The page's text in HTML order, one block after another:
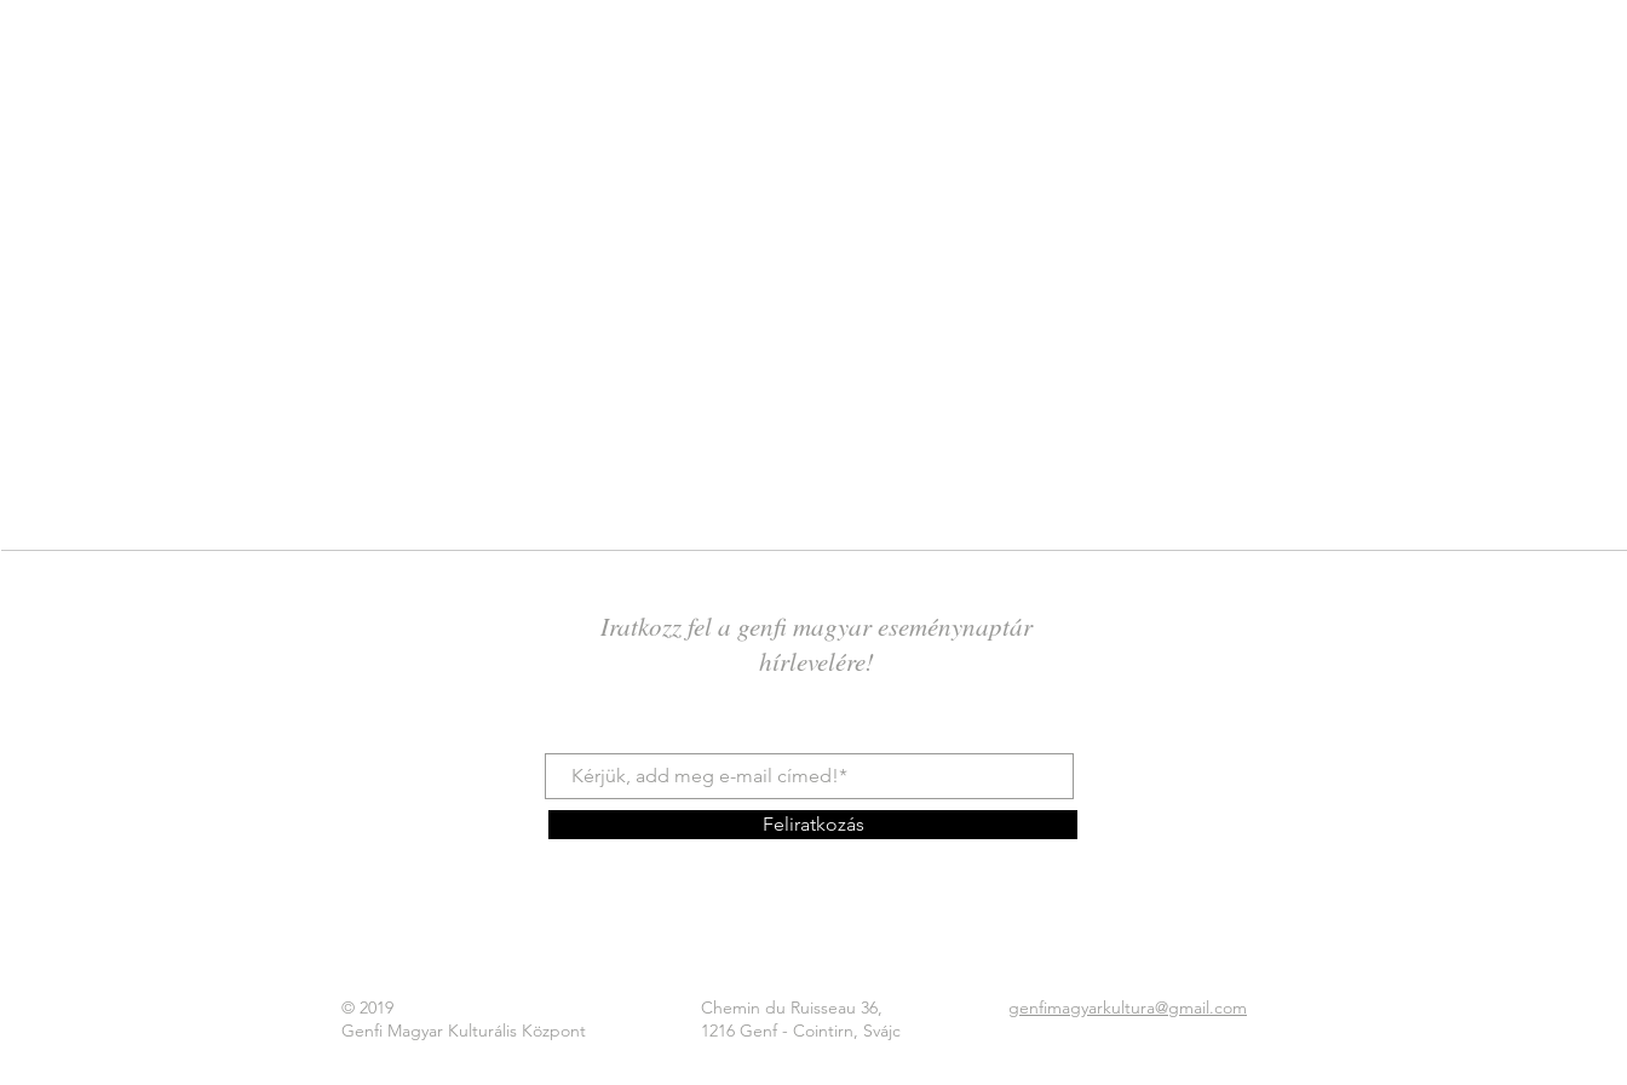
Iratkozz fel a genfi magyar eseménynaptár
hírlevelére!
Feliratkozás
© 2019
Genfi Magyar Kulturális Központ
Chemin du Ruisseau 36,
1216 Genf - Cointirn, Svájc
genfimagyarkultura@gmail.com